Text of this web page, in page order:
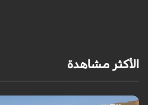
الأكثر مشاهدة